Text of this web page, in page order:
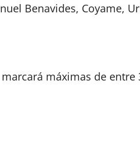
Benavides, Coyame,
máximas de entre